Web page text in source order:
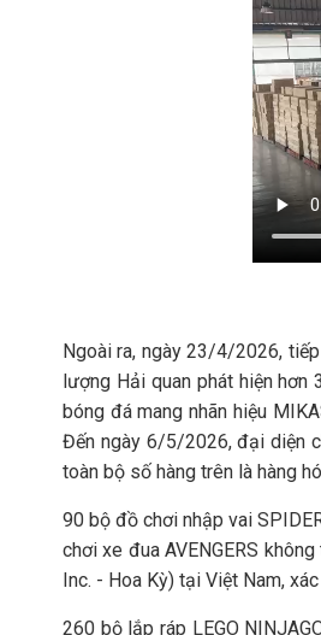
Ngoài ra, ngày 23/4/2026,
lượng Hải quan phát hiện
bóng đá mang nhãn hiệu
Đến ngày 6/5/2026, đại diện
toàn bộ số hàng trên là hàng
90 bộ đồ chơi nhập vai
chơi xe đua AVENGERS
Inc. - Hoa Kỳ) tại Việt Nam, xác
260 bộ lắp ráp LEGO